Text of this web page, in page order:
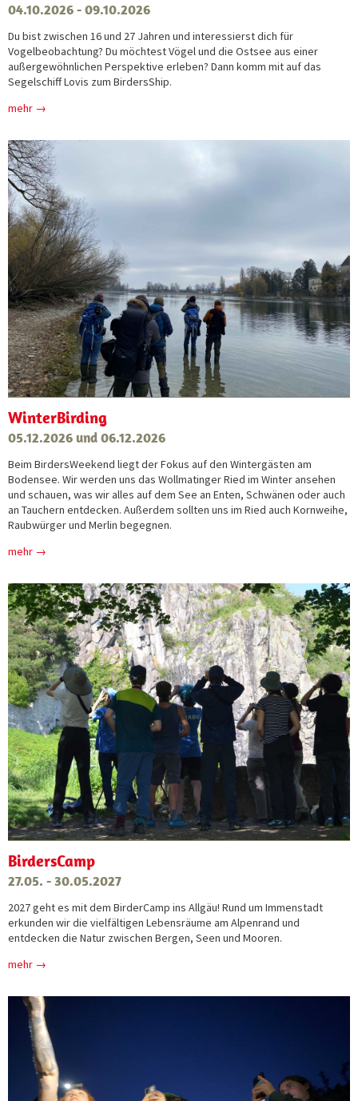
04.10.2026 - 09.10.2026
Du bist zwischen 16 und 27 Jahren und interessierst dich für
Vogelbeobachtung? Du möchtest Vögel und die Ostsee aus einer
außergewöhnlichen Perspektive erleben? Dann komm mit auf das
Segelschiff Lovis zum BirdersShip.
mehr →
WinterBirding
05.12.2026 und 06.12.2026
Beim BirdersWeekend liegt der Fokus auf den Wintergästen am
Bodensee. Wir werden uns das Wollmatinger Ried im Winter ansehen
und schauen, was wir alles auf dem See an Enten, Schwänen oder auch
an Tauchern entdecken. Außerdem sollten uns im Ried auch Kornweihe,
Raubwürger und Merlin begegnen.
mehr →
BirdersCamp
27.05. - 30.05.2027
2027 geht es mit dem BirderCamp ins Allgäu! Rund um Immenstadt
erkunden wir die vielfältigen Lebensräume am Alpenrand und
entdecken die Natur zwischen Bergen, Seen und Mooren.
mehr →